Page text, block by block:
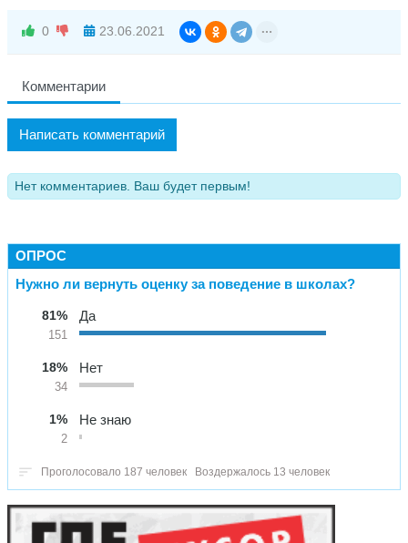
0 23.06.2021
Комментарии
Написать комментарий
Нет комментариев. Ваш будет первым!
ОПРОС
Нужно ли вернуть оценку за поведение в школах?
81%
151
Да
18%
34
Нет
1%
2
Не знаю
Проголосовало 187 человек Воздержалось 13 человек